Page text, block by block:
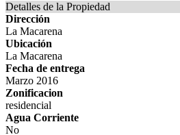
Detalles de la Propiedad
Dirección
La Macarena
Ubicación
La Macarena
Fecha de entrega
Marzo 2016
Zonificacion
residencial
Agua Corriente
No